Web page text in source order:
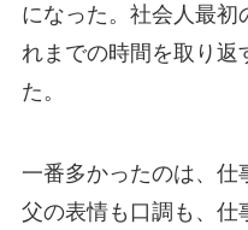
になった。社会人最初
れまでの時間を取り返
た。
一番多かったのは、仕
父の表情も口調も、仕